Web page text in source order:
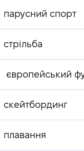
парусний спорт
стрільба
європейський
скейтбординг
плавання